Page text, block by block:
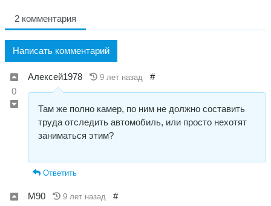
2 комментария
Написать комментарий
0
Алексей1978 9 лет назад #
Там же полно камер, по ним не должно составить
труда отследить автомобиль, или просто нехотят
заниматься этим?
Ответить
М90 9 лет назад #